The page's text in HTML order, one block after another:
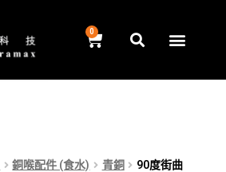
銅喉配件 (食水) 青銅
90度街曲